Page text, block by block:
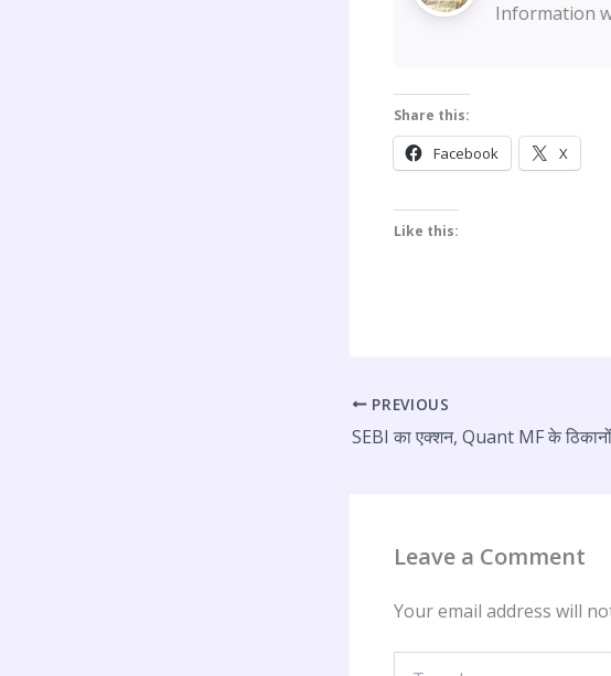
Information
Share this:
Facebook X
Like this:
PREVIOUS
Leave a Comment
Your email address will